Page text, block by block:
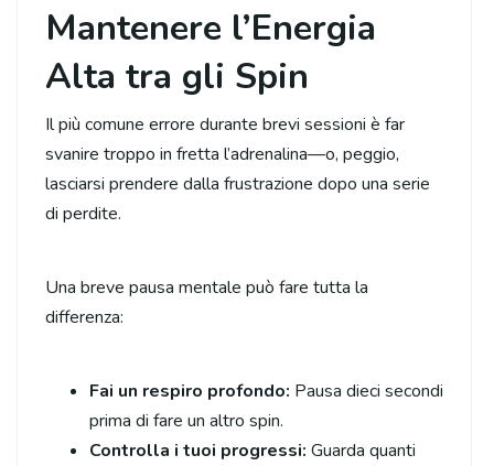
Mantenere l’Energia
Alta tra gli Spin
Il più comune errore durante brevi sessioni è far
svanire troppo in fretta l’adrenalina—o, peggio,
lasciarsi prendere dalla frustrazione dopo una serie
di perdite.
Una breve pausa mentale può fare tutta la
differenza:
Fai un respiro profondo: Pausa dieci secondi
prima di fare un altro spin.
Controlla i tuoi progressi: Guarda quanti